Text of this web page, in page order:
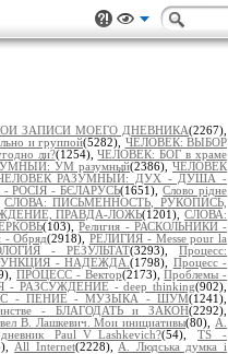
ЗАПИСИ МОЕГО ДНЕВНИКА(2267),
и группой(5282), ЧЕЛОВЕК: ВЫБОР
ли?(1254),ЧЕЛОВЕК: БОГ в храме
УМ разумный(2386),ЧЕЛОВЕК
РАЗУМНЫЙ: ДУХ - ДУША -
- РОСІЯ - БЄЛАРУСЬ(1651),Слово рідне
СЛОВА: ПИСЬМЕННОСТЬ, РУКОПИСЬ,
ПРАВДА-ЛОЖЬ(1201),СЛОВА:
(103),Религия - РАСКОЛЬНИКИ -
- Обряд(2918), РЕЛИГИЯ - Messe pour la
- РЕЗУЛЬТАТ(3293),Процесс:
- НАДЕЖДА.(1798), Процесс -
ПРОЦЕСС - Вектор(2173),Проблемы -
РАЗСУЖДЕНИЕ - deep thinking(902),
- ПЕНИЕ - МУЗЫКА - ШУМ(1241),
- БЛАГОДАТЬ и ЗАКОН(2292),
В. Лашкевич. Мои инициативы(80), А.
Paul_V_Lashkevich?(54), TS -
All Internet(2228), A. Людська думка і